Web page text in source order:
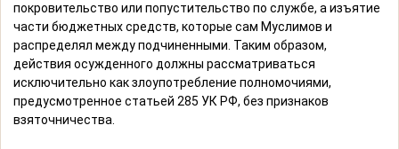
покровительство или попустительство по службе, а изъятие
части бюджетных средств, которые сам Муслимов и
распределял между подчиненными. Таким образом,
действия осужденного должны рассматриваться
исключительно как злоупотребление полномочиями,
предусмотренное статьей 285 УК РФ, без признаков
взяточничества.